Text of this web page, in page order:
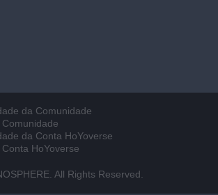
da Comunidade
da Conta HoYoverse
HoYoverse
All Rights Reserved.